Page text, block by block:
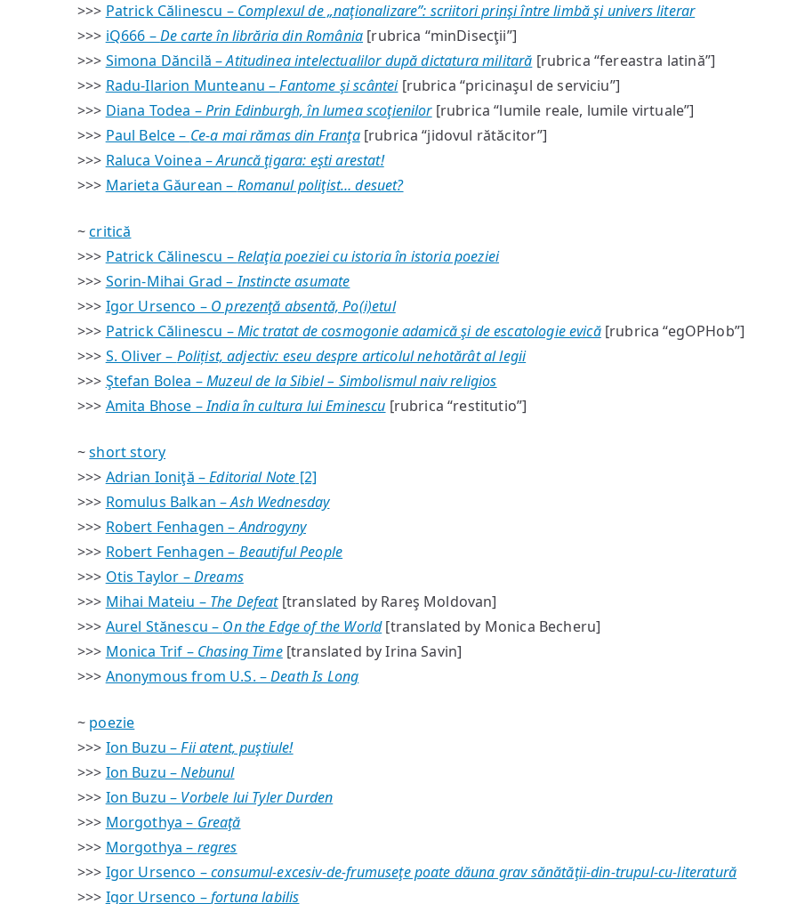
>>> Patrick Călinescu – Complexul de „naţionalizare”: scriitori prinşi între limbă şi univers literar
>>> iQ666 –De carte în librăria din România [rubrica “minDisecţii”]
>>> Simona Dăncilă –Atitudinea intelectualilor după dictatura militară [rubrica “fereastra latină”]
>>> Radu-Ilarion Munteanu –Fantome şi scântei[rubrica “pricinaşul de serviciu”]
>>> Diana Todea –Prin Edinburgh, în lumea scoţienilor[rubrica “lumile reale, lumile virtuale”]
>>> Paul Belce – Ce-a mai rămas din Franţa[rubrica “jidovul rătăcitor”]
>>> Raluca Voinea –Aruncă ţigara: eşti arestat!
>>> Marieta Găurean – Romanul poliţist… desuet?
~critică
>>> Patrick Călinescu –Relaţia poeziei cu istoria în istoria poeziei
>>> Sorin-Mihai Grad –Instincte asumate
>>> Igor Ursenco – O prezenţă absentă, Po(i)etul
>>> Patrick Călinescu –Mic tratat de cosmogonie adamică şi de escatologie evică[rubrica “egOPHob”]
>>> S. Oliver – Polițist, adjectiv: eseu despre articolul nehotărât al legii
>>> Ştefan Bolea –Muzeul de la Sibiel – Simbolismul naiv religios
>>> Amita Bhose –India în cultura lui Eminescu [rubrica “restitutio”]
~short story
>>> Adrian Ioniţă –Editorial Note [2]
>>> Romulus Balkan –Ash Wednesday
>>> Robert Fenhagen –Androgyny
>>> Robert Fenhagen – Beautiful People
>>> Otis Taylor –Dreams
>>> Mihai Mateiu – The Defeat[translated by Rareş Moldovan]
>>> Aurel Stănescu – On the Edge of the World[translated by Monica Becheru]
>>> Monica Trif – Chasing Time[translated by Irina Savin]
>>> Anonymous from U.S. –Death Is Long
~ poezie
>>> Ion Buzu –Fii atent, puştiule!
>>> Ion Buzu –Nebunul
>>> Ion Buzu – Vorbele lui Tyler Durden
>>> Morgothya – Greaţă
>>> Morgothya – regres
>>> Igor Ursenco –consumul-excesiv-de-frumuseţe poate dăuna grav sănătăţii-din-trupul-cu-literatură
>>> Igor Ursenco –fortuna labilis